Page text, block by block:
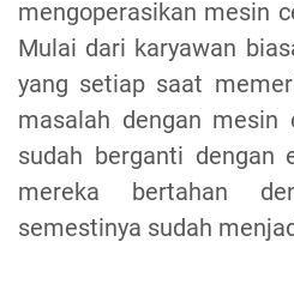
mengoperasikan mesin
Mulai dari karyawan
yang setiap saat
masalah dengan mesin
sudah berganti dengan
mereka bertahan
semestinya sudah